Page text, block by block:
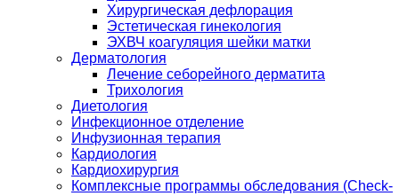
Хирургическая дефлорация
Эстетическая гинекология
ЭХВЧ коагуляция шейки матки
Дерматология
Лечение себорейного дерматита
Трихология
Диетология
Инфекционное отделение
Инфузионная терапия
Кардиология
Кардиохирургия
Комплексные программы обследования (Check-